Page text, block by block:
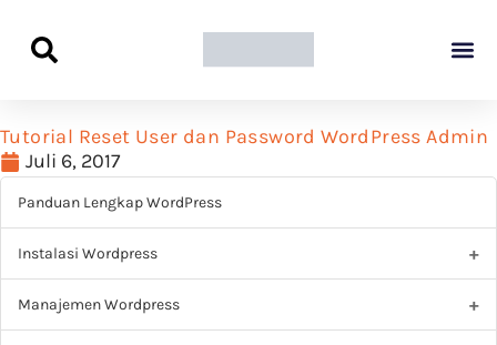
Tutorial Reset User dan Password WordPress Admin
Juli 6, 2017
Panduan Lengkap WordPress
Instalasi Wordpress
Manajemen Wordpress